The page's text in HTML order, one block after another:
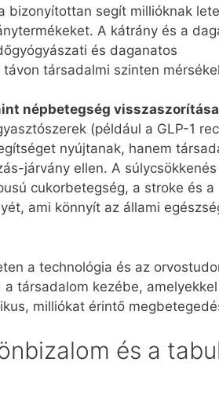
bizonyítottan segít millióknak
A kátrány és a
és daganatos
társadalmi szinten
népbetegség
(például a GLP-1
nyújtanak, hanem
járvány ellen. A súlycsökkenés
cukorbetegség, a stroke és a
ami könnyít az állami
a technológia és az
társadalom kezébe, amelyekkel
milliókat érintő
és a